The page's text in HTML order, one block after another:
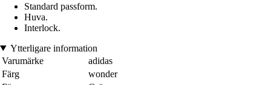
Standard passform.
Huva.
Interlock.
Ytterligare information
Varumärke
adidas
Färg
wonder